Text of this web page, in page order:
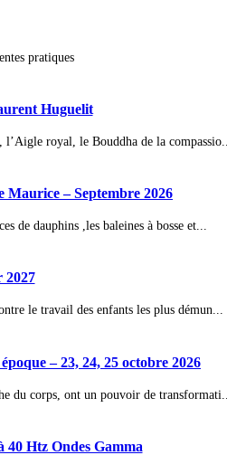
pratiques
Huguelit
royal, le Bouddha de la compassio...
Maurice – Septembre 2026
de dauphins ,les baleines à bosse et...
2027
le travail des enfants les plus démun...
– 23, 24, 25 octobre 2026
du corps, ont un pouvoir de transformati...
40 Htz Ondes Gamma